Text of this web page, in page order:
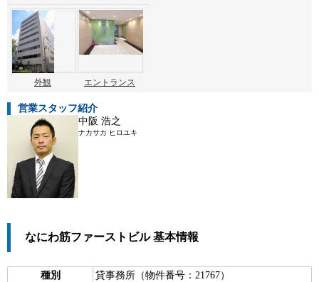
外観 エントランス
営業スタッフ紹介
中阪 浩之
ナカサカ ヒロユキ
なにわ筋ファーストビル 基本情報
種別
貸事務所（物件番号：21767）